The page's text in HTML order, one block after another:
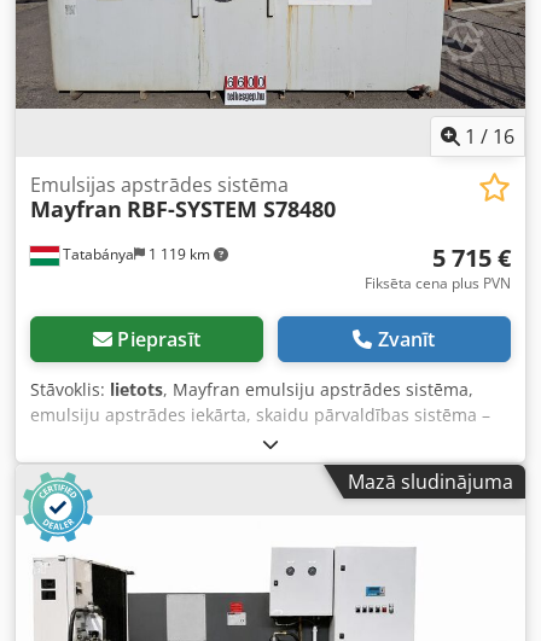
1 / 16
Tatabánya 1 119 km
Emulsijas apstrādes sistēma
Mayfran RBF-SYSTEM S78480
5 715 €
Fiksēta cena plus PVN
Pieprasīt Zvanīt
Stāvoklis: lietots, Mayfran emulsiju apstrādes sistēma,
emulsiju apstrādes iekārta, skaidu pārvaldības sistēma –
lietota iekārta. Ražotājs: Mayfran Izmēri: 3300 x 2100 x
2200 mm Tips: RBF-SYSTEM S78480 Ražošanas gads: 2003
Apstrādes un filtrēšanas jauda: 700 l/min Dedpfszqbnusx
Adksck Filtrēšanas pakāpe: 40 ppm > 20 µm Tvertnes
tilpums: 7250 l Sūkņa jauda: 5,5 kW; 600 l/min; 5 bāri
Mazā sludinājuma